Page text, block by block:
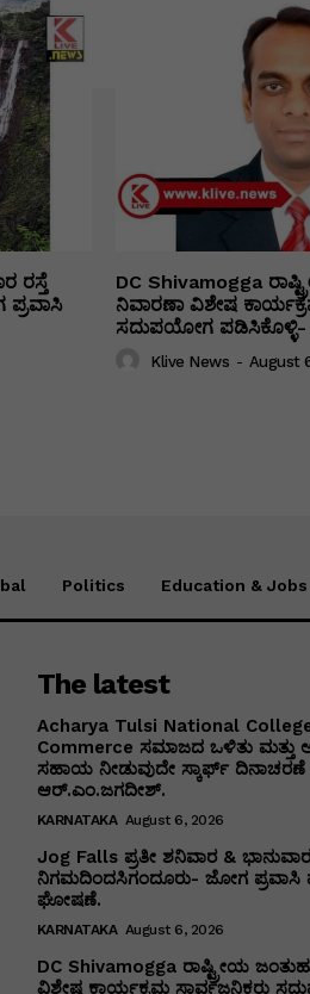
ರಸ್ತೆ
DC Shivamogga
ನಿವಾರಣಾ ವಿಶೇಷ
ಸದುಪಯೋಗ ಪಡಿಸಿಕೊಳ್ಳಿ-
Klive News - August
Politics Education & Jobs
The latest
Acharya Tulsi National
Commerce ಸಮಾಜದ ಒಳಿತು ಮತ್ತು
ಸಹಾಯ ನೀಡುವುದೇ ಸ್ಕಾರ್ಫ್ ದಿನಾಚರಣೆ
ಆರ್.ಎಂ.ಜಗದೀಶ್.
KARNATAKA August 6, 2026
Jog Falls ಪ್ರತೀ ಶನಿವಾರ &
ನಿಗಮದಿಂದಸಿಗಂದೂರು- ಜೋಗ ಪ್ರವಾಸಿ
ಘೋಷಣೆ.
KARNATAKA August 6, 2026
DC Shivamogga ರಾಷ್ಟ್ರೀಯ
ವಿಶೇಷ ಕಾರ್ಯಕ್ರಮ ಸಾರ್ವಜನಿಕರು